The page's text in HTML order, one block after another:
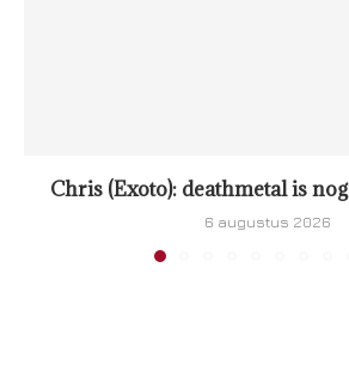
Chris (Exoto): deathmetal is
6 augustus 2026